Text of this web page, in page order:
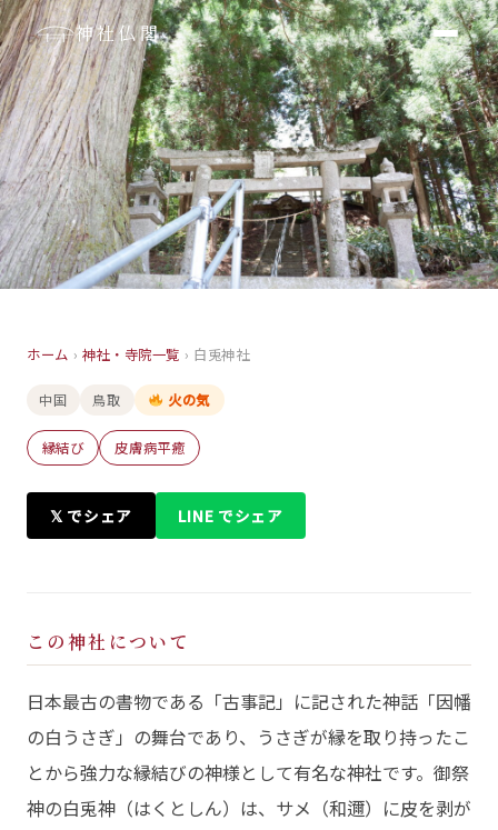
神社仏閣
白兎神社
鳥取
ホーム › 神社・寺院一覧 › 白兎神社
中国 鳥取 火の気
縁結び 皮膚病平癒
𝕏 でシェア LINE でシェア
この神社について
日本最古の書物である「古事記」に記された神話「因幡
の白うさぎ」の舞台であり、うさぎが縁を取り持ったこ
とから強力な縁結びの神様として有名な神社です。御祭
神の白兎神（はくとしん）は、サメ（和邇）に皮を剥が